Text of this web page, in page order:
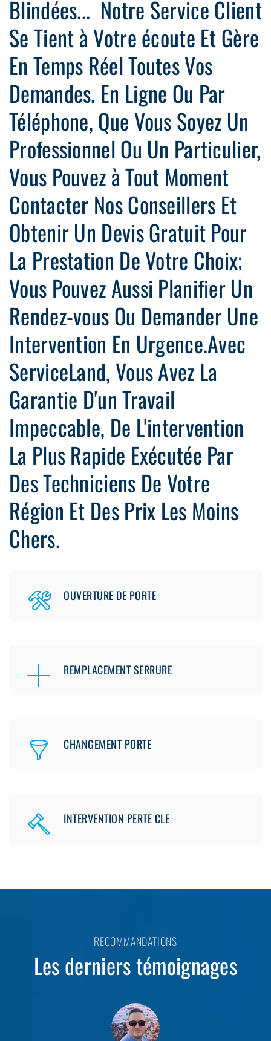
Blindées... Notre Service Client
Se Tient à Votre écoute Et Gère
En Temps Réel Toutes Vos
Demandes. En Ligne Ou Par
Téléphone, Que Vous Soyez Un
Professionnel Ou Un Particulier,
Vous Pouvez à Tout Moment
Contacter Nos Conseillers Et
Obtenir Un Devis Gratuit Pour
La Prestation De Votre Choix;
Vous Pouvez Aussi Planifier Un
Rendez-vous Ou Demander Une
Intervention En Urgence.Avec
ServiceLand, Vous Avez La
Garantie D'un Travail
Impeccable, De L'intervention
La Plus Rapide Exécutée Par
Des Techniciens De Votre
Région Et Des Prix Les Moins
Chers.
OUVERTURE DE PORTE
REMPLACEMENT SERRURE
CHANGEMENT PORTE
INTERVENTION PERTE CLE
RECOMMANDATIONS
Les derniers témoignages